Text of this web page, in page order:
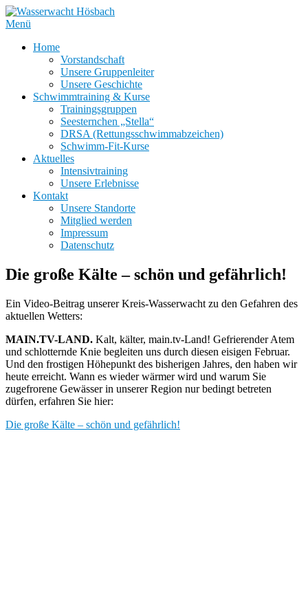
Zum
Inhalt
Menü
Home
Vorstandschaft
Unsere Gruppenleiter
Unsere Geschichte
Schwimmtraining & Kurse
Trainingsgruppen
Seesternchen „Stella“
DRSA (Rettungsschwimmabzeichen)
Schwimm-Fit-Kurse
Aktuelles
Intensivtraining
Unsere Erlebnisse
Kontakt
Unsere Standorte
Mitglied werden
Impressum
Datenschutz
Die große Kälte – schön und gefährlich!
Ein Video-Beitrag unserer Kreis-Wasserwacht zu den Gefahren des
aktuellen Wetters:
MAIN.TV-LAND. Kalt, kälter, main.tv-Land! Gefrierender Atem
und schlotternde Knie begleiten uns durch diesen eisigen Februar.
Und den frostigen Höhepunkt des bisherigen Jahres, den haben wir
heute erreicht. Wann es wieder wärmer wird und warum Sie
zugefrorene Gewässer in unserer Region nur bedingt betreten
dürfen, erfahren Sie hier:
Die große Kälte – schön und gefährlich!